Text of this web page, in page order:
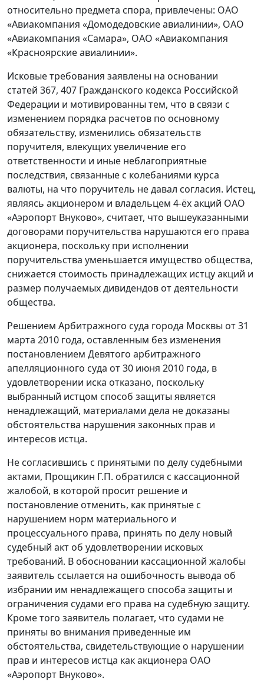
относительно предмета спора, привлечены: ОАО
«Авиакомпания «Домодедовские авиалинии», ОАО
«Авиакомпания «Самара», ОАО «Авиакомпания
«Красноярские авиалинии».
Исковые требования заявлены на основании
статей 367, 407 Гражданского кодекса Российской
Федерации и мотивированны тем, что в связи с
изменением порядка расчетов по основному
обязательству, изменились обязательств
поручителя, влекущих увеличение его
ответственности и иные неблагоприятные
последствия, связанные с колебаниями курса
валюты, на что поручитель не давал согласия. Истец,
являясь акционером и владельцем 4-ёх акций ОАО
«Аэропорт Внуково», считает, что вышеуказанными
договорами поручительства нарушаются его права
акционера, поскольку при исполнении
поручительства уменьшается имущество общества,
снижается стоимость принадлежащих истцу акций и
размер получаемых дивидендов от деятельности
общества.
Решением Арбитражного суда города Москвы от 31
марта 2010 года, оставленным без изменения
постановлением Девятого арбитражного
апелляционного суда от 30 июня 2010 года, в
удовлетворении иска отказано, поскольку
выбранный истцом способ защиты является
ненадлежащий, материалами дела не доказаны
обстоятельства нарушения законных прав и
интересов истца.
Не согласившись с принятыми по делу судебными
актами, Прощикин Г.П. обратился с кассационной
жалобой, в которой просит решение и
постановление отменить, как принятые с
нарушением норм материального и
процессуального права, принять по делу новый
судебный акт об удовлетворении исковых
требований. В обосновании кассационной жалобы
заявитель ссылается на ошибочность вывода об
избрании им ненадлежащего способа защиты и
ограничения судами его права на судебную защиту.
Кроме того заявитель полагает, что судами не
приняты во внимания приведенные им
обстоятельства, свидетельствующие о нарушении
прав и интересов истца как акционера ОАО
«Аэропорт Внуково».